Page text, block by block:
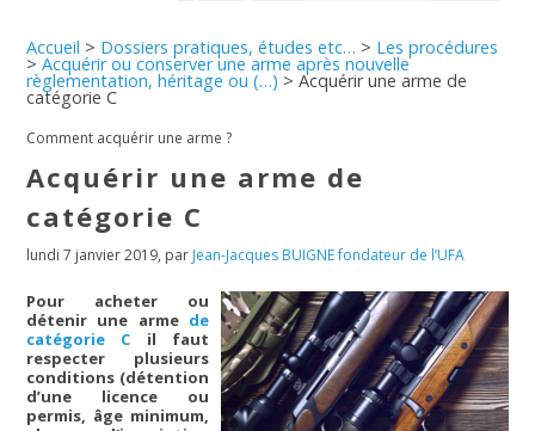
Accueil > Dossiers pratiques, études etc… > Les procédures
>Acquérir ou conserver une arme après nouvelle
règlementation, héritage ou (…) >Acquérir une arme de
catégorie C
Comment acquérir une arme ?
Acquérir une arme de
catégorie C
lundi 7 janvier 2019, par Jean-Jacques BUIGNE fondateur de l’UFA
Pour acheter ou
détenir une arme de
catégorie C il faut
respecter plusieurs
conditions (détention
d’une licence ou
permis, âge minimum,